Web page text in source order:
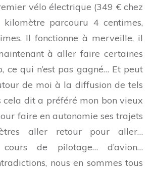
vélo électrique (349 € chez
kilomètre parcouru 4 centimes,
Il fonctionne à merveille, il
à aller faire certaines
ce qui n’est pas gagné… Et peut
de moi à la diffusion de tels
cela dit a préféré mon bon vieux
faire en autonomie ses trajets
aller retour pour aller…
de pilotage… d’avion…
nous en sommes tous